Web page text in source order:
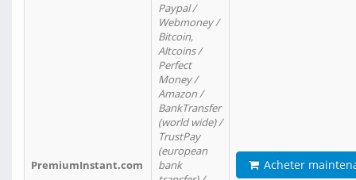
PremiumInstant.com
Paypal /
Webmoney /
Bitcoin,
Altcoins /
Perfect
Money /
Amazon /
BankTransfer
(world wide) /
TrustPay
(european
bank
Acheter